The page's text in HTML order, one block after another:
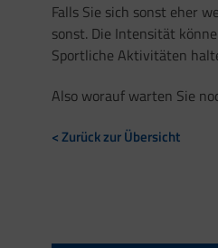
Falls Sie sich sonst eher
sonst. Die Intensität
Sportliche Aktivitäten
Also worauf warten Sie
< Zurück zur Übersicht